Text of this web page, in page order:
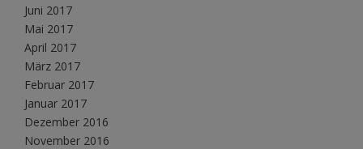
Juni 2017
Mai 2017
April 2017
März 2017
Februar 2017
Januar 2017
Dezember 2016
November 2016